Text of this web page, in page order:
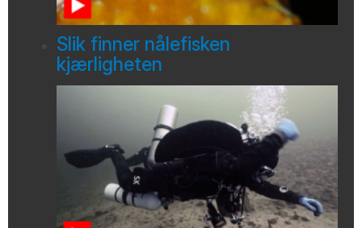
Slik finner nålefisken
kjærligheten